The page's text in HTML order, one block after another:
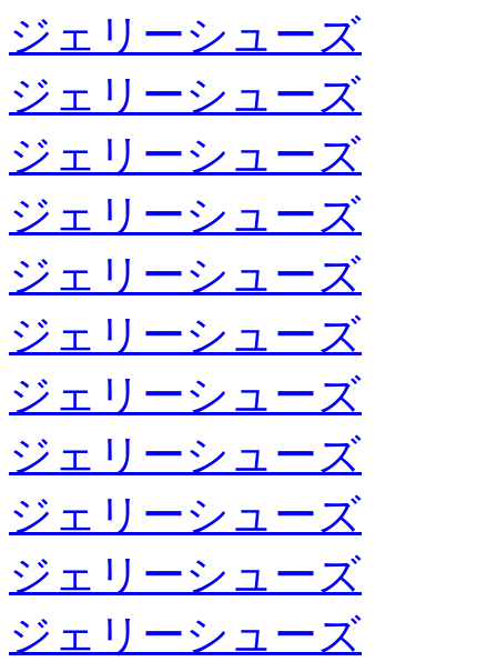
ジェリーシューズ
ジェリーシューズ
ジェリーシューズ
ジェリーシューズ
ジェリーシューズ
ジェリーシューズ
ジェリーシューズ
ジェリーシューズ
ジェリーシューズ
ジェリーシューズ
ジェリーシューズ